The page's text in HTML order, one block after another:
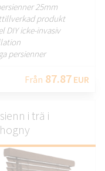
25mm
produkt
DIY icke-invasiv
persienner
Från 87.87 EUR
i trä i